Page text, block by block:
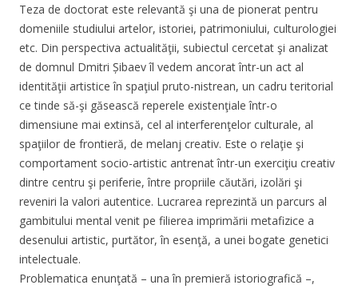
Teza de doctorat este relevantă şi una de pionerat pentru
domeniile studiului artelor, istoriei, patrimoniului, culturologiei
etc. Din perspectiva actualităţii, subiectul cercetat şi analizat
de domnul Dmitri Șibaev îl vedem ancorat într-un act al
identităţii artistice în spaţiul pruto-nistrean, un cadru teritorial
ce tinde să-şi găsească reperele existenţiale într-o
dimensiune mai extinsă, cel al interferenţelor culturale, al
spaţiilor de frontieră, de melanj creativ. Este o relaţie şi
comportament socio-artistic antrenat într-un exerciţiu creativ
dintre centru şi periferie, între propriile căutări, izolări şi
reveniri la valori autentice. Lucrarea reprezintă un parcurs al
gambitului mental venit pe filierea imprimării metafizice a
desenului artistic, purtător, în esenţă, a unei bogate genetici
intelectuale.
Problematica enunţată – una în premieră istoriografică –,